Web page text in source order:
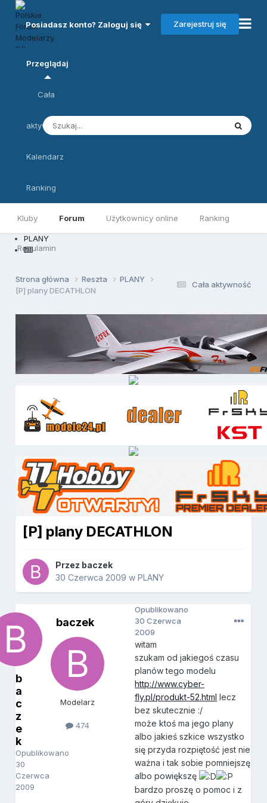
Posiadasz konto? Zaloguj się Zarejestruj się
Przeglądaj
Kluby Forum Użytkownicy online Ranking
Regulamin
Cała
aktywność
Kalendarz
Ranking
PLANY
Cała aktywność
Strona główna Reszta
PLANY
[P] plany DECATHLON
[P] plany DECATHLON
Przez baczek
30 Czerwca 2009 wPLANY
b
a
c
z
e
k
Opublikowano
30
Czerwca
2009
baczek
Modelarz
474
Opublikowano
30 Czerwca
2009
witam
szukam od jakiegoś czasu
planów tego modelu
http://www.cyber-
fly.pl/produkt-52.html lecz
bez skutecznie :/
może ktoś ma jego plany
albo jakieś szkice wszystko
się przyda rozpiętość jest nie
ważna i tak sobie pomniejszę
albo powiększę
bardzo proszę o pomoc i z